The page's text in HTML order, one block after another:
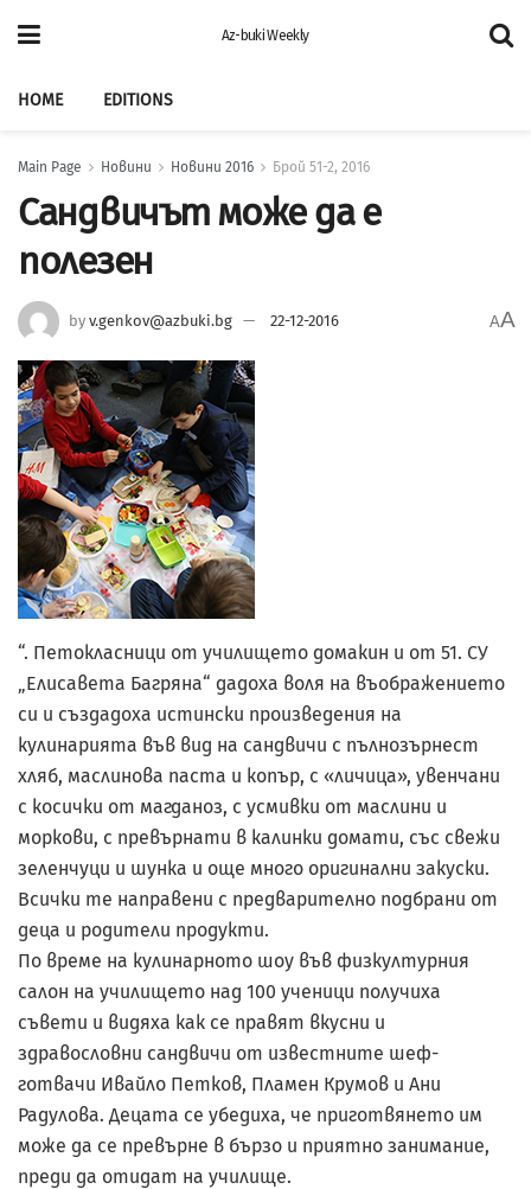
Az-buki Weekly
HOME EDITIONS
Main Page Новини Новини 2016 Брой 51-2, 2016
Сандвичът може да е
полезен
by v.genkov@azbuki.bg 22-12-2016 AA
“. Петокласници от училището домакин и от 51. СУ
„Елисавета Багряна“ дадоха воля на въображението
си и създадоха истински произведения на
кулинарията във вид на сандвичи с пълнозърнест
хляб, маслинова паста и копър, с «личица», увенчани
с косички от магданоз, с усмивки от маслини и
моркови, с превърнати в калинки домати, със свежи
зеленчуци и шунка и още много оригинални закуски.
Всички те направени с предварително подбрани от
деца и родители продукти.
По време на кулинарното шоу във физкултурния
салон на училището над 100 ученици получиха
съвети и видяха как се правят вкусни и
здравословни сандвичи от известните шеф-
готвачи Ивайло Петков, Пламен Крумов и Ани
Радулова. Децата се убедиха, че приготвянето им
може да се превърне в бързо и приятно занимание,
преди да отидат на училище.